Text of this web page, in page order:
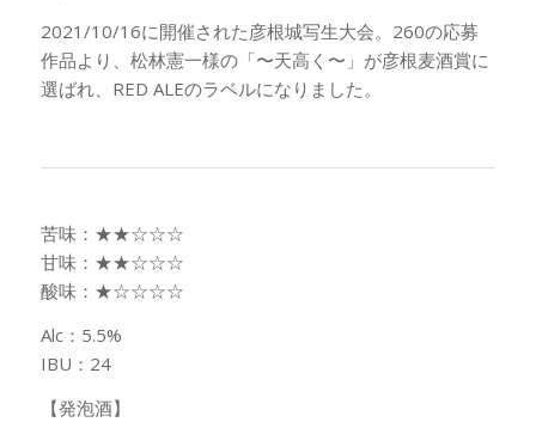
2021/10/16に開催された彦根城写生大会。260の応募
作品より、松林憲一様の「〜天高く〜」が彦根麦酒賞に
選ばれ、RED ALEのラベルになりました。
苦味：★★☆☆☆
甘味：★★☆☆☆
酸味：★☆☆☆☆
Alc：5.5%
IBU：24
【発泡酒】